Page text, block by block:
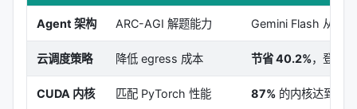
Agent 架构 ARC-AGI 解题能力 Gemini Flash 从
云调度策略 降低 egress 成本 节省 40.2%，登顶
CUDA 内核 匹配 PyTorch 性能 87% 的内核达到或